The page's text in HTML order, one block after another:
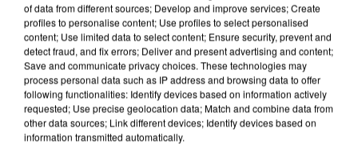
of data from different sources; Develop and improve services; Create
profiles to personalise content; Use profiles to select personalised
content; Use limited data to select content; Ensure security, prevent and
detect fraud, and fix errors; Deliver and present advertising and content;
Save and communicate privacy choices. These technologies may
process personal data such as IP address and browsing data to offer
following functionalities: Identify devices based on information actively
requested; Use precise geolocation data; Match and combine data from
other data sources; Link different devices; Identify devices based on
information transmitted automatically.